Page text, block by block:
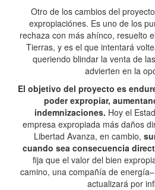
Otro de los cambios del
expropiaciónes. Es uno de los
rechaza con más ahínco, resuelto
Tierras, y es el que intentará
queriendo blindar la venta de
advierten en la
El objetivo del proyecto es
poder expropiar,
indemnizaciones. Hoy el
empresa expropiada más daños
Libertad Avanza, en cambio,
cuando sea consecuencia
fija que el valor del bien
camino, una compañía de
actualizará por